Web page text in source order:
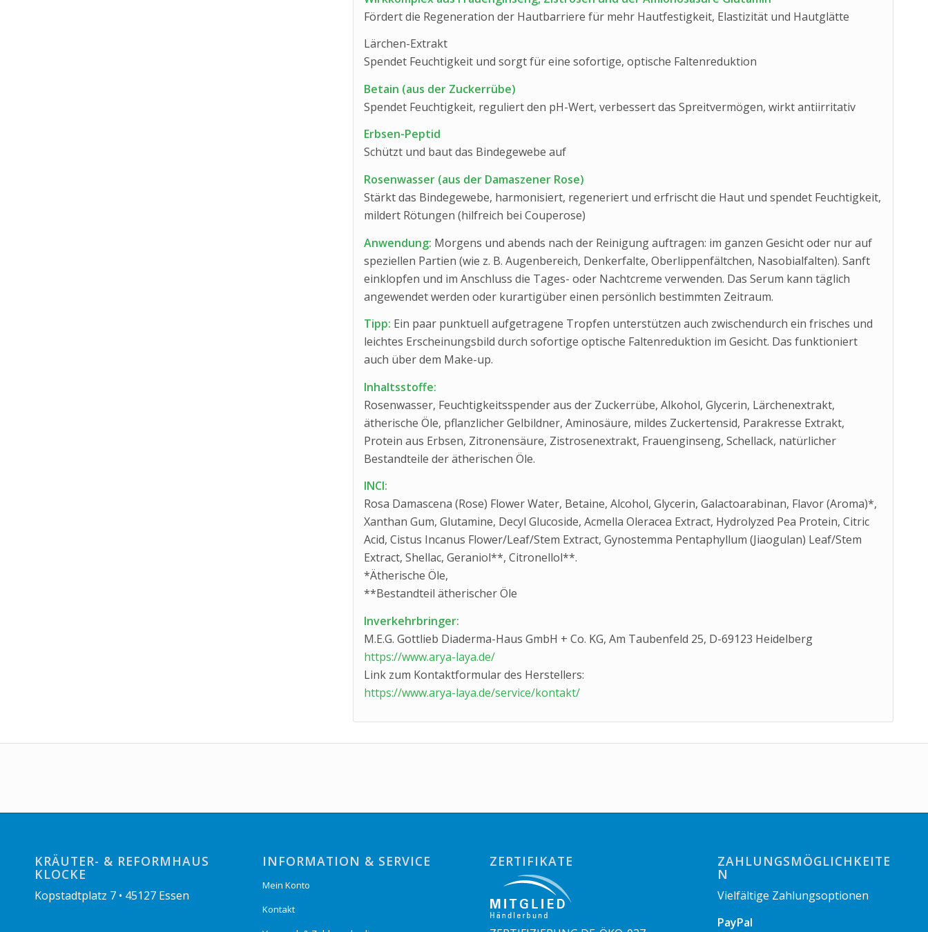
Fördert die Regeneration der Hautbarriere für mehr Hautfestigkeit, Elastizität und Hautglätte
Lärchen-Extrakt
Spendet Feuchtigkeit und sorgt für eine sofortige, optische Faltenreduktion
Betain (aus der Zuckerrübe)
Spendet Feuchtigkeit, reguliert den pH-Wert, verbessert das Spreitvermögen, wirkt antiirritativ
Erbsen-Peptid
Schützt und baut das Bindegewebe auf
Rosenwasser (aus der Damaszener Rose)
Stärkt das Bindegewebe, harmonisiert, regeneriert und erfrischt die Haut und spendet Feuchtigkeit,
mildert Rötungen (hilfreich bei Couperose)
Anwendung: Morgens und abends nach der Reinigung auftragen: im ganzen Gesicht oder nur auf
speziellen Partien (wie z. B. Augenbereich, Denkerfalte, Oberlippenfältchen, Nasobialfalten). Sanft
einklopfen und im Anschluss die Tages- oder Nachtcreme verwenden. Das Serum kann täglich
angewendet werden oder kurartigüber einen persönlich bestimmten Zeitraum.
Tipp: Ein paar punktuell aufgetragene Tropfen unterstützen auch zwischendurch ein frisches und
leichtes Erscheinungsbild durch sofortige optische Faltenreduktion im Gesicht. Das funktioniert
auch über dem Make-up.
Inhaltsstoffe:
Rosenwasser, Feuchtigkeitsspender aus der Zuckerrübe, Alkohol, Glycerin, Lärchenextrakt,
ätherische Öle, pflanzlicher Gelbildner, Aminosäure, mildes Zuckertensid, Parakresse Extrakt,
Protein aus Erbsen, Zitronensäure, Zistrosenextrakt, Frauenginseng, Schellack, natürlicher
Bestandteile der ätherischen Öle.
INCI:
Rosa Damascena (Rose) Flower Water, Betaine, Alcohol, Glycerin, Galactoarabinan, Flavor (Aroma)*,
Xanthan Gum, Glutamine, Decyl Glucoside, Acmella Oleracea Extract, Hydrolyzed Pea Protein, Citric
Acid, Cistus Incanus Flower/Leaf/Stem Extract, Gynostemma Pentaphyllum (Jiaogulan) Leaf/Stem
Extract, Shellac, Geraniol**, Citronellol**.
*Ätherische Öle,
**Bestandteil ätherischer Öle
Inverkehrbringer:
M.E.G. Gottlieb Diaderma-Haus GmbH + Co. KG, Am Taubenfeld 25, D-69123 Heidelberg
https://www.arya-laya.de/
Link zum Kontaktformular des Herstellers:
https://www.arya-laya.de/service/kontakt/
KRÄUTER- & REFORMHAUS
KLOCKE
Kopstadtplatz 7 • 45127 Essen
INFORMATION & SERVICE
Mein Konto
Kontakt
ZERTIFIKATE ZAHLUNGSMÖGLICHKEITE
N
Vielfältige Zahlungsoptionen
PayPal